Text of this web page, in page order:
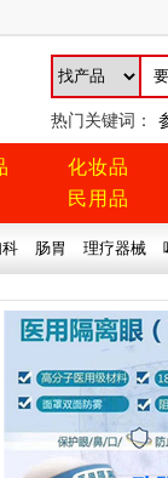
热门关键词：
化妆品
民用品
肠胃 理疗器械